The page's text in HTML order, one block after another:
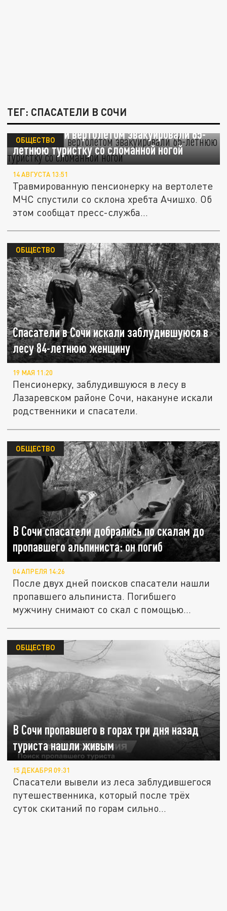
ТЕГ: СПАСАТЕЛИ В СОЧИ
В горах Сочи вертолётом эвакуировали 65-
летнюю туристку со сломанной ногой
ОБЩЕСТВО
14 АВГУСТА 13:51
Травмированную пенсионерку на вертолете
МЧС спустили со склона хребта Ачишхо. Об
этом сообщат пресс-служба...
Спасатели в Сочи искали заблудившуюся в
лесу 84-летнюю женщину
ОБЩЕСТВО
19 МАЯ 11:20
Пенсионерку, заблудившуюся в лесу в
Лазаревском районе Сочи, накануне искали
родственники и спасатели.
В Сочи спасатели добрались по скалам до
пропавшего альпиниста: он погиб
ОБЩЕСТВО
04 АПРЕЛЯ 14:26
После двух дней поисков спасатели нашли
пропавшего альпиниста. Погибшего
мужчину снимают со скал с помощью...
В Сочи пропавшего в горах три дня назад
туриста нашли живым
ОБЩЕСТВО
15 ДЕКАБРЯ 09:31
Спасатели вывели из леса заблудившегося
путешественника, который после трёх
суток скитаний по горам сильно...